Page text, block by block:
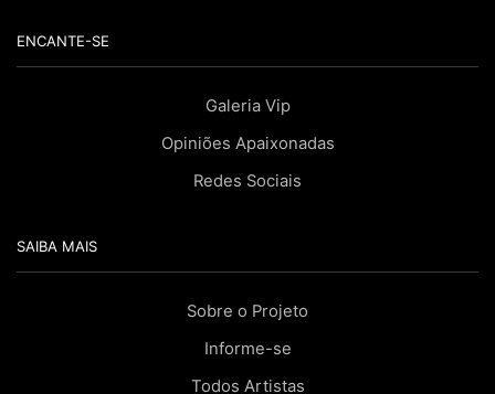
ENCANTE-SE
Galeria Vip
Opiniões Apaixonadas
Redes Sociais
SAIBA MAIS
Sobre o Projeto
Informe-se
Todos Artistas